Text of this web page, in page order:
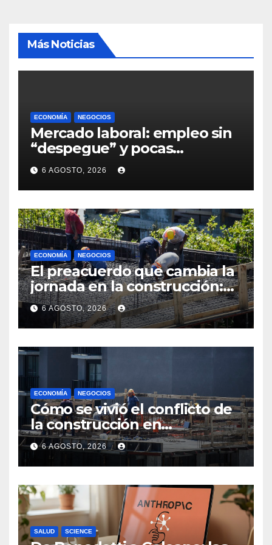
Más Noticias
ECONOMÍA NEGOCIOS
Mercado laboral: empleo sin
“despegue” y pocas
expectativas empresariales
sobre aumento de personal
6 AGOSTO, 2026
ECONOMÍA NEGOCIOS
El preacuerdo que cambia la
jornada en la construcción:
menos horas, subas reales y
convenio hasta 2031
6 AGOSTO, 2026
ECONOMÍA NEGOCIOS
Cómo se vivió el conflicto de
la construcción en
Maldonado, un
departamento donde el
sector tiene sus
particularidades
6 AGOSTO, 2026
SALUD SCIENCE